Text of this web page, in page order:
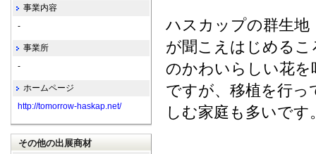
ハスカップの群生地
が聞こえはじめる
のかわいらしい花
ですが、移植を行っ
しむ家庭も多いです
事業内容
-
事業所
-
ホームページ
http://tomorrow-haskap.net/
その他の出展商材